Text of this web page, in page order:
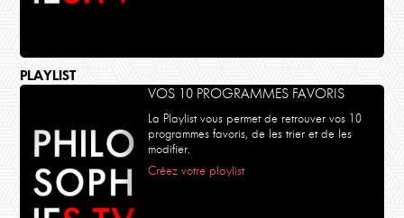
PLAYLIST
VOS 10 PROGRAMMES FAVORIS
La Playlist vous permet de retrouver vos 10
programmes favoris, de les trier et de les
modifier.
Créez votre playlist